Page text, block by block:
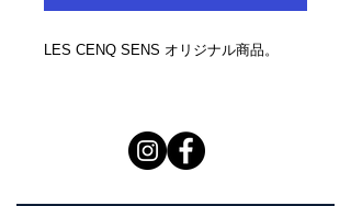
LES CENQ SENS オリジナル商品。